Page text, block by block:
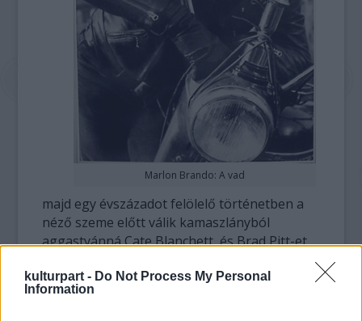
kulturpart - Do Not Process My Personal
Information
Marlon Brando: A vad
majd egy évszázadot felölelő történetben a
néző szeme előtt válik kamaszlányból
aggastyánná Cate Blanchett, és Brad Pitt-et
is. Az idő múlását azonban nemcsak a ráncok
szaporodása jelzi a filmben.